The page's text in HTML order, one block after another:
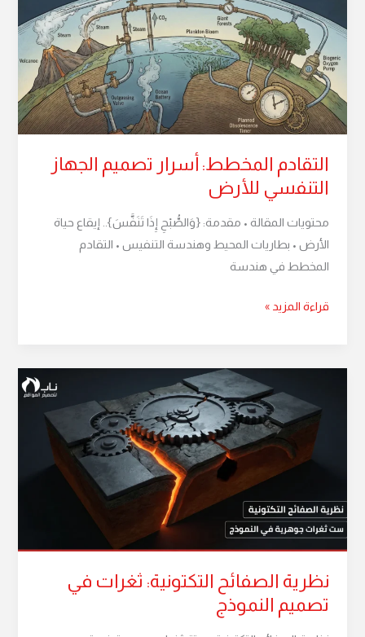
التقادم المخطط: أسرار تصميم الجهاز
التنفسي للأرض
محتويات المقالة • مقدمة: {وَالصُّبْحِ إِذَا تَنَفَّسَ}.. إيقاع حياة
الأرض • بطاريات المحيط وهندسة التنفيس • التقادم
المخطط في هندسة
أسرار
تصميم
الجهاز
التنفسي
للأرض
قراءة المزيد »
نظرية الصفائح التكتونية: ثغرات في
تصميم النموذج
الصفائح
التكتونية:
ثغرات
النموذج